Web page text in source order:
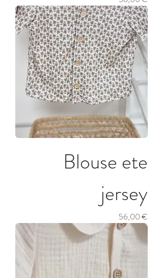
Blouse ete
jersey
Prix
56,00 €